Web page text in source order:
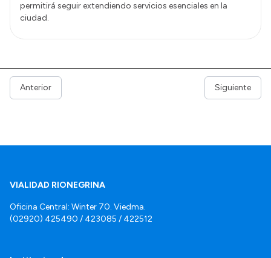
permitirá seguir extendiendo servicios esenciales en la
ciudad.
Anterior Siguiente
VIALIDAD RIONEGRINA
Oficina Central: Winter 70. Viedma.
(02920) 425490 / 423085 / 422512